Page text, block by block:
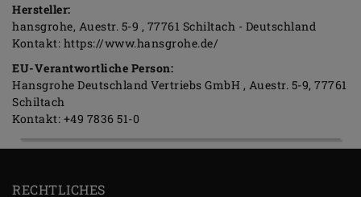
Hersteller:
hansgrohe Auestr. 5-9 77761 Schiltach
Deutschland
Kontakt: https://www.hansgrohe.de/
EU-Verantwortliche Person:
Hansgrohe Deutschland Vertriebs GmbH Auestr. 5-9 77761
Schiltach
Kontakt: +49 7836 51-0
RECHTLICHES